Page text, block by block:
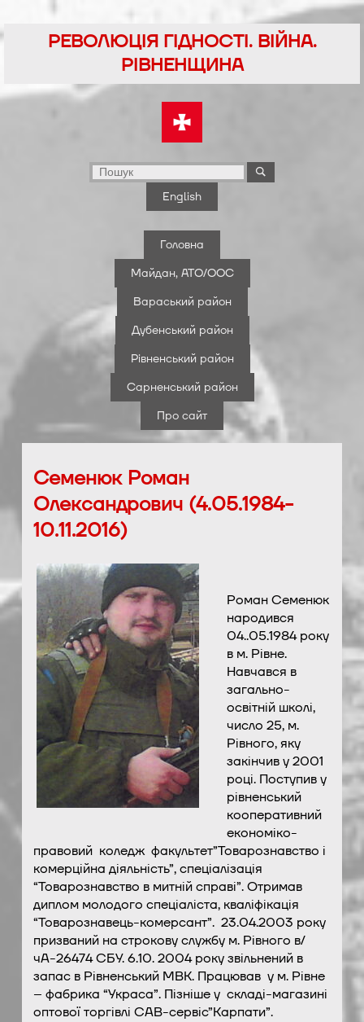
Перейти
до
РЕВОЛЮЦІЯ ГІДНОСТІ. ВІЙНА.
РІВНЕНЩИНА
English
Головна
Майдан, АТО/ООС
Вараський район
Дубенський район
Рівненський район
Сарненський район
Про сайт
Семенюк Роман
Олександрович (4.05.1984-
10.11.2016)
Роман Семенюк
народився
04..05.1984 року
в м. Рівне.
Навчався в
загально-
освітній школі,
число 25, м.
Рівного, яку
закінчив у 2001
році. Поступив у
рівненський
кооперативний
економіко-
правовий коледж факультет”Товарознавство і
комерційна діяльність”, спеціалізація
“Товарознавство в митній справі”. Отримав
диплом молодого спеціаліста, кваліфікація
“Товарознавець-комерсант”. 23.04.2003 року
призваний на строкову службу м. Рівного в/
чА-26474 СБУ. 6.10. 2004 року звільнений в
запас в Рівненський МВК. Працював у м. Рівне
– фабрика “Украса”. Пізніше у складі-магазині
оптової торгівлі САВ-сервіс”Карпати”.